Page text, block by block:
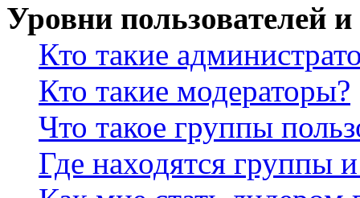
Уровни пользователей
Кто такие
Кто такие модераторы?
Что такое группы
Где находятся группы